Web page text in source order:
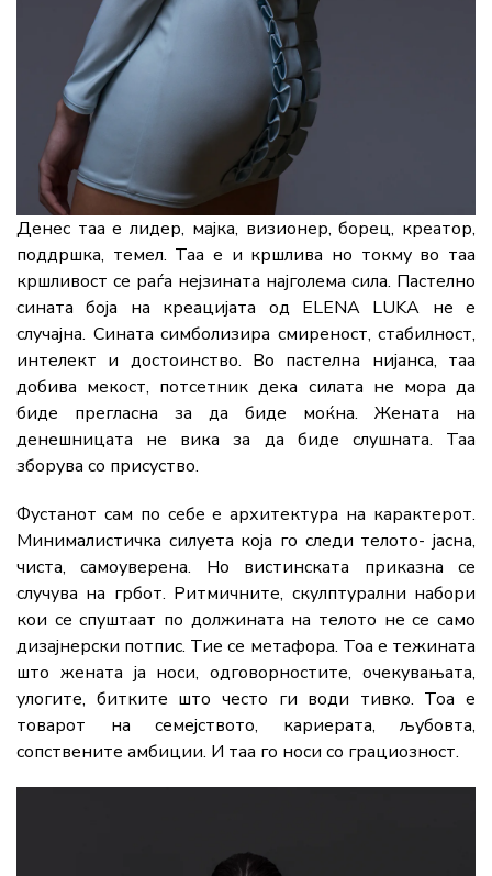
Денес таа е лидер, мајка, визионер, борец, креатор,
поддршка, темел. Таа е и кршлива но токму во таа
кршливост се раѓа нејзината најголема сила. Пастелно
сината боја на креацијата од ELENA LUKA не е
случајна. Сината симболизира смиреност, стабилност,
интелект и достоинство. Во пастелна нијанса, таа
добива мекост, потсетник дека силата не мора да
биде прегласна за да биде моќна. Жената на
денешницата не вика за да биде слушната. Таа
зборува со присуство.
Фустанот сам по себе е архитектура на карактерот.
Минималистичка силуета која го следи телото- јасна,
чиста, самоуверена. Но вистинската приказна се
случува на грбот. Ритмичните, скулптурални набори
кои се спуштаат по должината на телото не се само
дизајнерски потпис. Тие се метафора. Тоа е тежината
што жената ја носи, одговорностите, очекувањата,
улогите, битките што често ги води тивко. Тоа е
товарот на семејството, кариерата, љубовта,
сопствените амбиции. И таа го носи со грациозност.